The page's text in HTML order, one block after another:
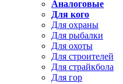
Аналоговые
Для кого
Для охраны
Для рыбалки
Для охоты
Для строителей
Для страйкбола
Для гор